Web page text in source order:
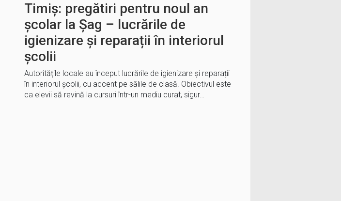
Timiș: pregătiri pentru noul an
școlar la Șag – lucrările de
igienizare și reparații în interiorul
școlii
Autoritățile locale au început lucrările de igienizare și reparații
în interiorul școlii, cu accent pe sălile de clasă. Obiectivul este
ca elevii să revină la cursuri într-un mediu curat, sigur…